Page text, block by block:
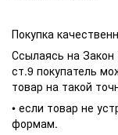
Покупка
Ссылаясь на
ст.9 покупатель
товар на такой
• если товар не
формам.